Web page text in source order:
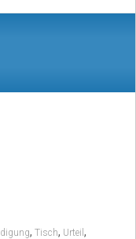
, Tisch, Urteil ,